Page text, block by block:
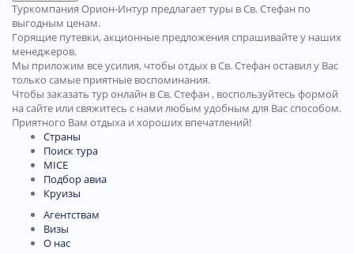
Туркомпания Орион-Интур предлагает туры в Св. Стефан по
выгодным ценам.
Горящие путевки, акционные предложения спрашивайте у наших
менеджеров.
Мы приложим все усилия, чтобы отдых в Св. Стефан оставил у Вас
только самые приятные воспоминания.
Чтобы заказать тур онлайн в Св. Стефан , воспользуйтесь формой
на сайте или свяжитесь с нами любым удобным для Вас способом.
Приятного Вам отдыха и хороших впечатлений!
Страны
Поиск тура
MICE
Подбор авиа
Круизы
Агентствам
Визы
О нас